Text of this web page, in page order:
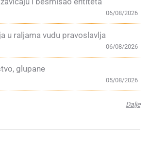
06/08/2026
u raljama vudu pravoslavlja
06/08/2026
glupane
05/08/2026
Dalje